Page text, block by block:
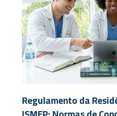
Regulamento da